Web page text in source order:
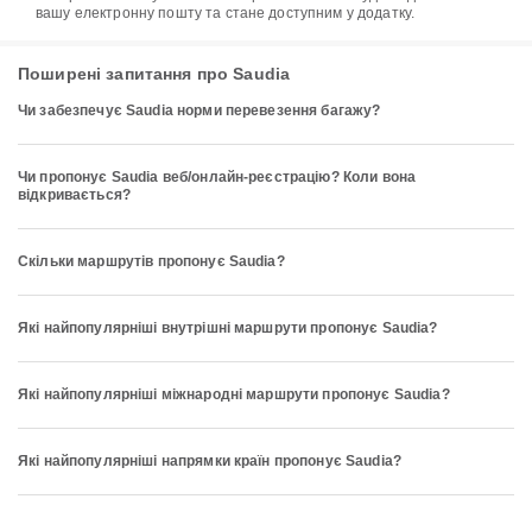
вашу електронну пошту та стане доступним у додатку.
Поширені запитання про Saudia
Чи забезпечує Saudia норми перевезення багажу?
Чи пропонує Saudia веб/онлайн-реєстрацію? Коли вона
відкривається?
Скільки маршрутів пропонує Saudia?
Які найпопулярніші внутрішні маршрути пропонує Saudia?
Які найпопулярніші міжнародні маршрути пропонує Saudia?
Які найпопулярніші напрямки країн пропонує Saudia?